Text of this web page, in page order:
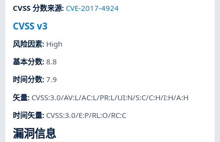
CVSS 分数来源: CVE-2017-4924
CVSS v3
风险因素: High
基本分数:8.8
时间分数:7.9
矢量: CVSS:3.0/AV:L/AC:L/PR:L/UI:N/S:C/C:H/I:H/A:H
时间矢量: CVSS:3.0/E:P/RL:O/RC:C
漏洞信息